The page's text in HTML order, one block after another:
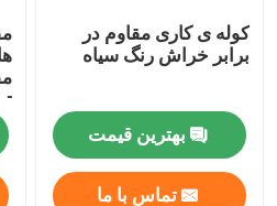
کوله ی کاری مقاوم در
برابر خراش رنگ سیاه
بهترین قیمت
تماس با ما